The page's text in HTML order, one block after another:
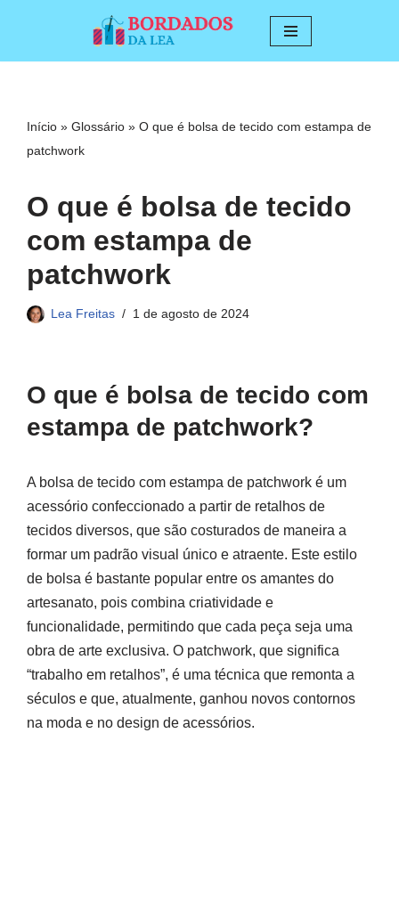
conteúdo
Início » Glossário » O que é bolsa de tecido com estampa de
patchwork
O que é bolsa de tecido
com estampa de
patchwork
Lea Freitas 1 de agosto de 2024
O que é bolsa de tecido com
estampa de patchwork?
A bolsa de tecido com estampa de patchwork é um
acessório confeccionado a partir de retalhos de
tecidos diversos, que são costurados de maneira a
formar um padrão visual único e atraente. Este estilo
de bolsa é bastante popular entre os amantes do
artesanato, pois combina criatividade e
funcionalidade, permitindo que cada peça seja uma
obra de arte exclusiva. O patchwork, que significa
“trabalho em retalhos”, é uma técnica que remonta a
séculos e que, atualmente, ganhou novos contornos
na moda e no design de acessórios.